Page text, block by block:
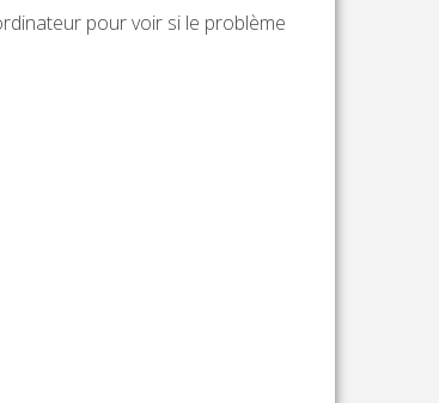
pour voir si le problème